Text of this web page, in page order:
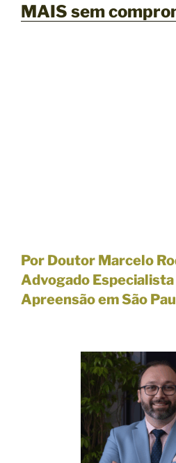
MAIS sem
Por Doutor Marcelo
Advogado Especialista
Apreensão em São